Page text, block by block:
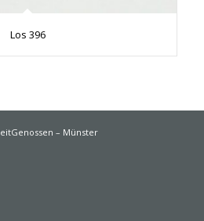
Los 396
– Münster